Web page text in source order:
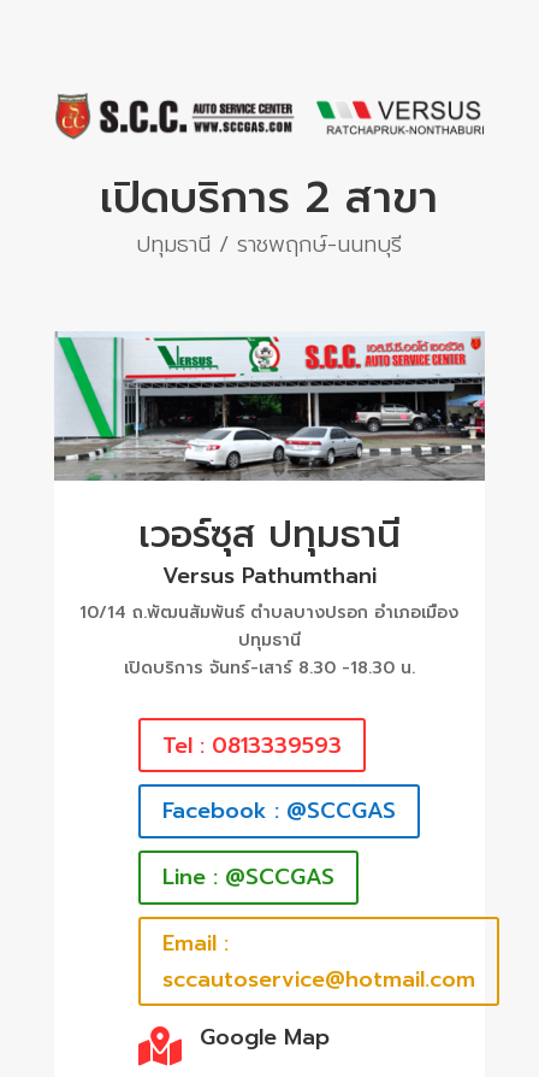
เปิดบริการ 2 สาขา
ปทุมธานี / ราชพฤกษ์-นนทบุรี
เวอร์ซุส ปทุมธานี
Versus Pathumthani
10/14 ถ.พัฒนสัมพันธ์ ตำบลบางปรอก อำเภอเมือง
ปทุมธานี
เปิดบริการ จันทร์-เสาร์ 8.30 -18.30 น.
Tel : 0813339593
Facebook : @SCCGAS
Line : @SCCGAS
Email :
sccautoservice@hotmail.com
 Google Map